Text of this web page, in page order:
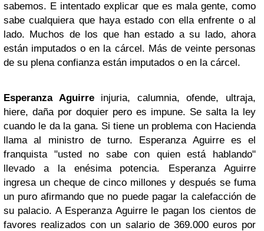
sabemos. E intentado explicar que es mala gente, como
sabe cualquiera que haya estado con ella enfrente o al
lado. Muchos de los que han estado a su lado, ahora
están imputados o en la cárcel. Más de veinte personas
de su plena confianza están imputados o en la cárcel.
Esperanza Aguirreinjuria, calumnia, ofende, ultraja,
hiere, daña por doquier pero es impune. Se salta la ley
cuando le da la gana. Si tiene un problema con Hacienda
llama al ministro de turno. Esperanza Aguirre es el
franquista "usted no sabe con quien está hablando"
llevado a la enésima potencia. Esperanza Aguirre
ingresa un cheque de cinco millones y después se fuma
un puro afirmando que no puede pagar la calefacción de
su palacio. A Esperanza Aguirre le pagan los cientos de
favores realizados con un salario de 369.000 euros por